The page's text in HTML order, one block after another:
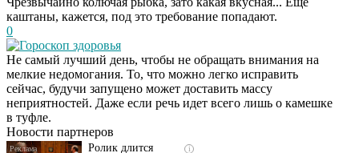
каштаны, кажется, под это требование попадают.
0
Гороскоп здоровья
Не самый лучший день, чтобы не обращать внимания на
мелкие недомогания. То, что можно легко исправить
сейчас, будучи запущено может доставить массу
неприятностей. Даже если речь идет всего лишь о камешке
в туфле.
Новости партнеров
i
Скрытая камера на
пляже Крыма: Что
люди вытворяют, когда
их не видят...
i
Ролик длится